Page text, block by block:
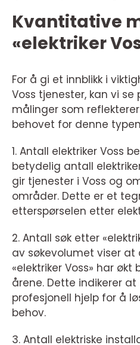
Kvantitative
«elektriker
For å gi et innblikk i
Voss tjenester, kan vi
målinger som
behovet for denne
1. Antall elektriker Voss
betydelig antall
gir tjenester i Voss og
områder. Dette er et
etterspørselen etter
2. Antall søk etter
av søkevolumet viser
«elektriker Voss» har
årene. Dette indikerer
profesjonell hjelp for å
behov.
3. Antall elektriske